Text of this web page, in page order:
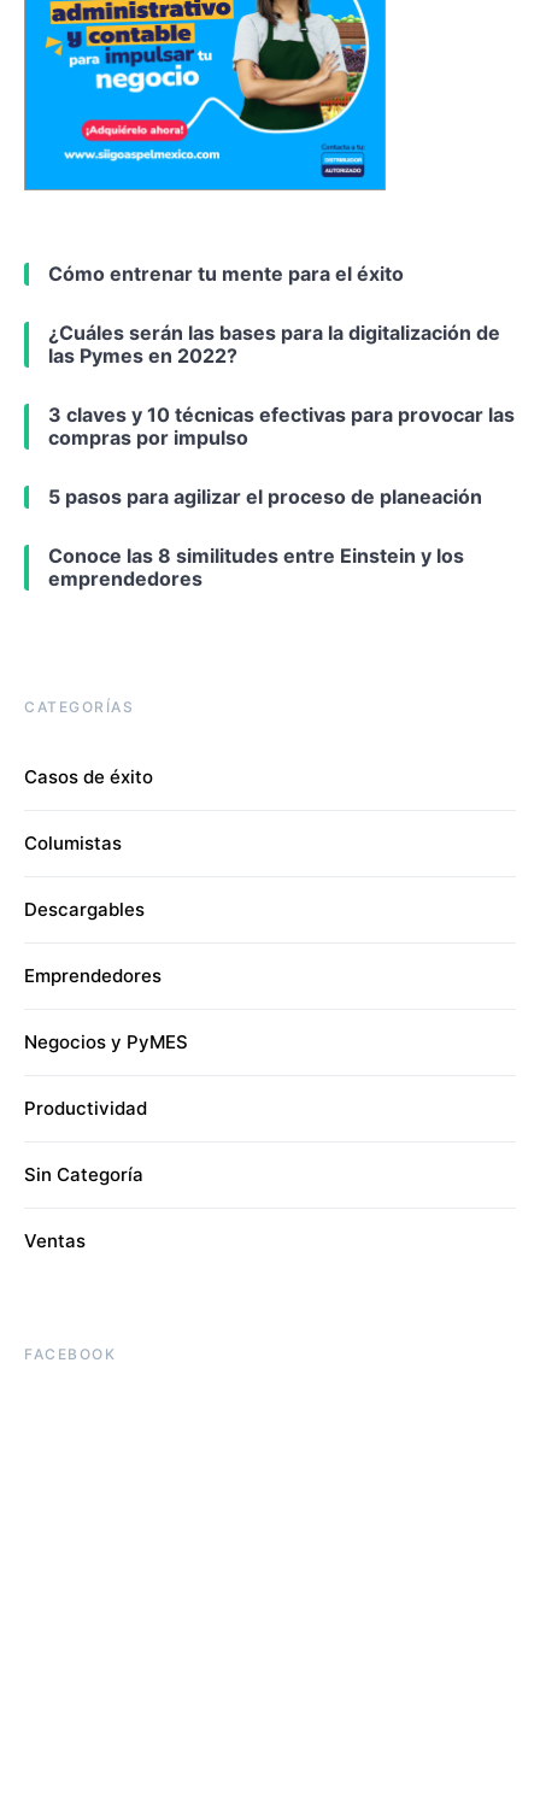
Cómo entrenar tu mente para el éxito
¿Cuáles serán las bases para la digitalización de
las Pymes en 2022?
3 claves y 10 técnicas efectivas para provocar las
compras por impulso
5 pasos para agilizar el proceso de planeación
Conoce las 8 similitudes entre Einstein y los
emprendedores
CATEGORÍAS
Casos de éxito
Columistas
Descargables
Emprendedores
Negocios y PyMES
Productividad
Sin Categoría
Ventas
FACEBOOK